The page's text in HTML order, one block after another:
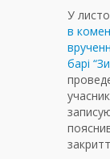
У
в
барі